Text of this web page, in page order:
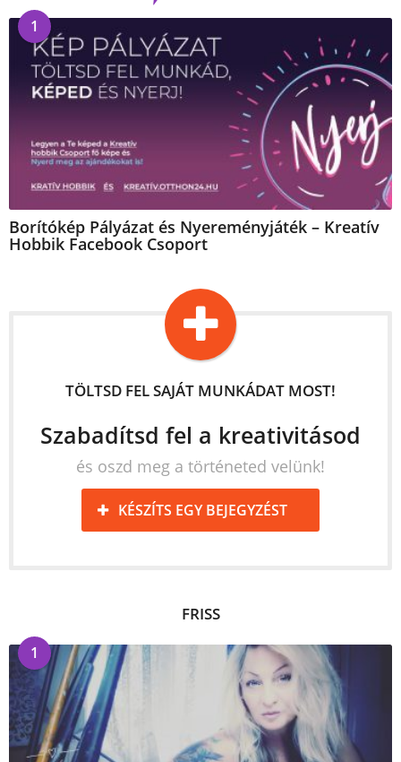
1
Borítókép Pályázat és Nyereményjáték – Kreatív
Hobbik Facebook Csoport
TÖLTSD FEL SAJÁT MUNKÁDAT MOST!
Szabadítsd fel a kreativitásod
és oszd meg a történeted velünk!
KÉSZÍTS EGY BEJEGYZÉST
FRISS
1